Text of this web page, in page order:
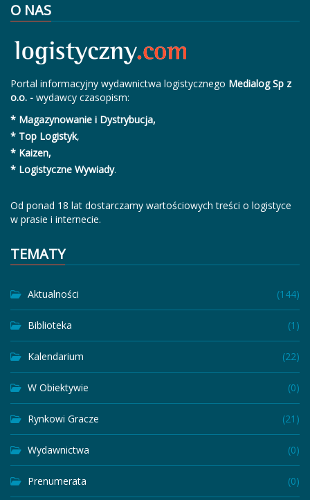
O NAS
Portal informacyjny wydawnictwa logistycznego Medialog Sp z
o.o. - wydawcy czasopism:
* Magazynowanie i Dystrybucja,
* Top Logistyk,
* Kaizen,
* Logistyczne Wywiady.
Od ponad 18 lat dostarczamy wartościowych treści o logistyce
w prasie i internecie.
TEMATY
Aktualności (144)
Biblioteka (1)
Kalendarium (22)
W Obiektywie (0)
Rynkowi Gracze (21)
Wydawnictwa (0)
Prenumerata (0)